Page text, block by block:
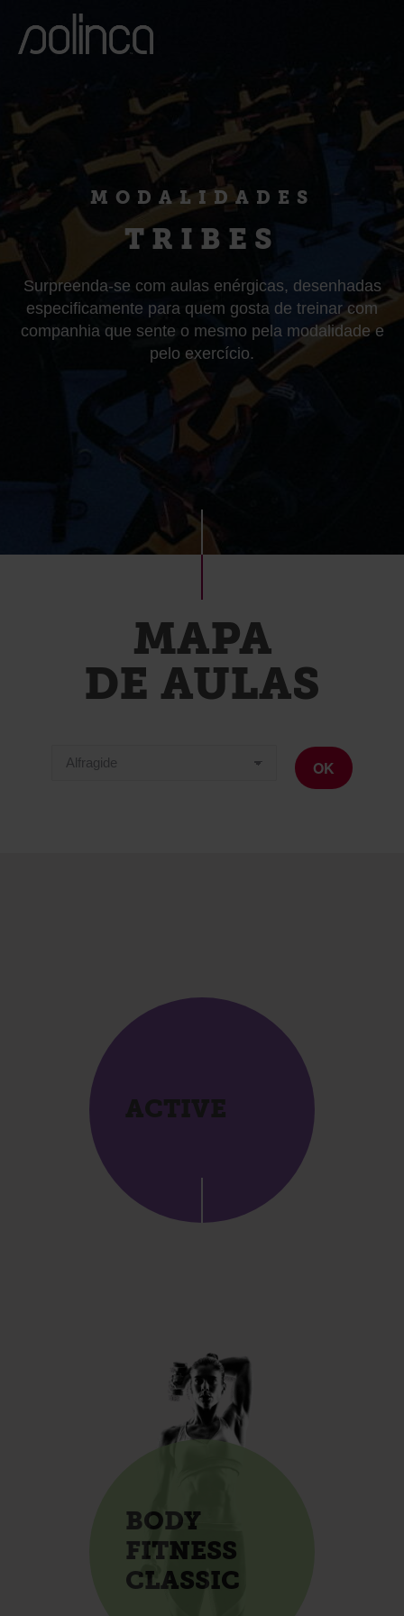
MODALIDADES
TRIBES
Surpreenda-se com aulas enérgicas, desenhadas
especificamente para quem gosta de treinar com
companhia que sente o mesmo pela modalidade e
pelo exercício.
MAPA
DE AULAS
OK
ACTIVE
BODY
FITNESS
CLASSIC